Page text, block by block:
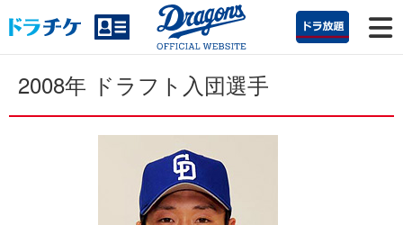
2008年 ドラフト入団選手